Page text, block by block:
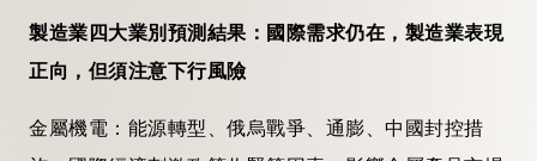
製造業四大業別預測結果：國際需求仍在，製造業表現
正向，但須注意下行風險
金屬機電：能源轉型、俄烏戰爭、通膨、中國封控措